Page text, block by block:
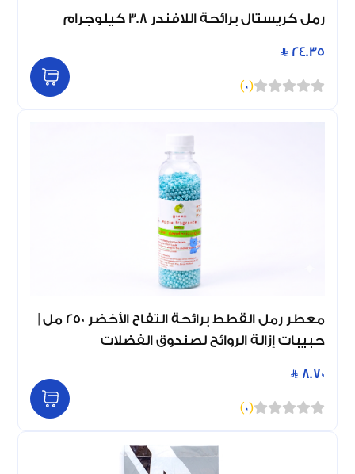
رمل كريستال برائحة اللافندر 3.8 كيلوجرام
24.35
(
0
)
معطر رمل القطط برائحة التفاح الأخضر 250 مل |
حبيبات إزالة الروائح لصندوق الفضلات
8.70
(
0
)